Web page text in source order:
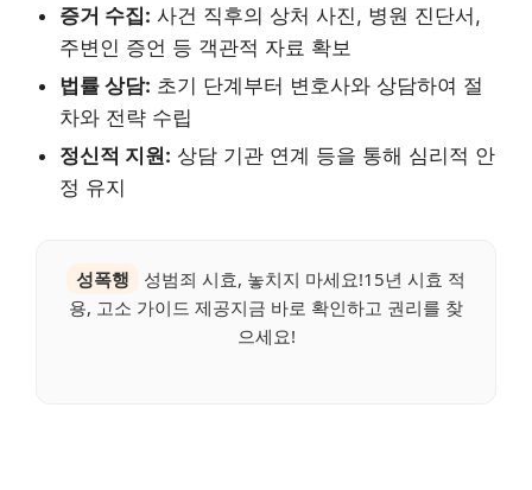
증거 수집: 사건 직후의 상처 사진, 병원 진단서,
주변인 증언 등 객관적 자료 확보
법률 상담: 초기 단계부터 변호사와 상담하여 절
차와 전략 수립
정신적 지원: 상담 기관 연계 등을 통해 심리적 안
정 유지
성폭행
성범죄 시효, 놓치지 마세요!15년 시효 적
용, 고소 가이드 제공지금 바로 확인하고 권리를 찾
으세요!